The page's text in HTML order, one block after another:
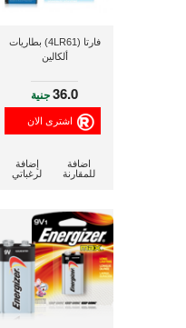
فارتا (4LR61) بطاريات
ألكالين
36.0جنية
إضافة
لرغباتي
اضافة
للمقارنة